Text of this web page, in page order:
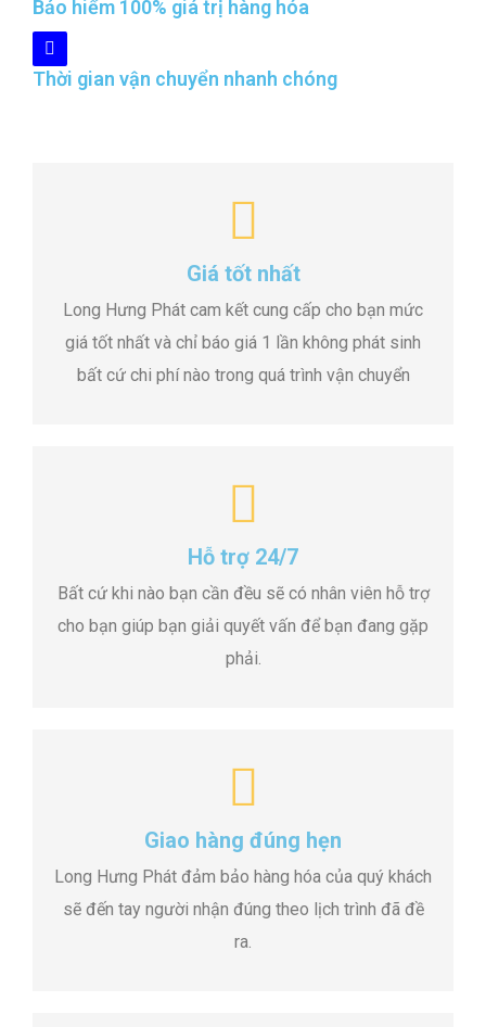
Bảo hiểm 100% giá trị hàng hóa
Thời gian vận chuyển nhanh chóng
Giá tốt nhất
Long Hưng Phát cam kết cung cấp cho bạn mức
giá tốt nhất và chỉ báo giá 1 lần không phát sinh
bất cứ chi phí nào trong quá trình vận chuyển
Hỗ trợ 24/7
Bất cứ khi nào bạn cần đều sẽ có nhân viên hỗ trợ
cho bạn giúp bạn giải quyết vấn để bạn đang gặp
phải.
Giao hàng đúng hẹn
Long Hưng Phát đảm bảo hàng hóa của quý khách
sẽ đến tay người nhận đúng theo lịch trình đã đề
ra.